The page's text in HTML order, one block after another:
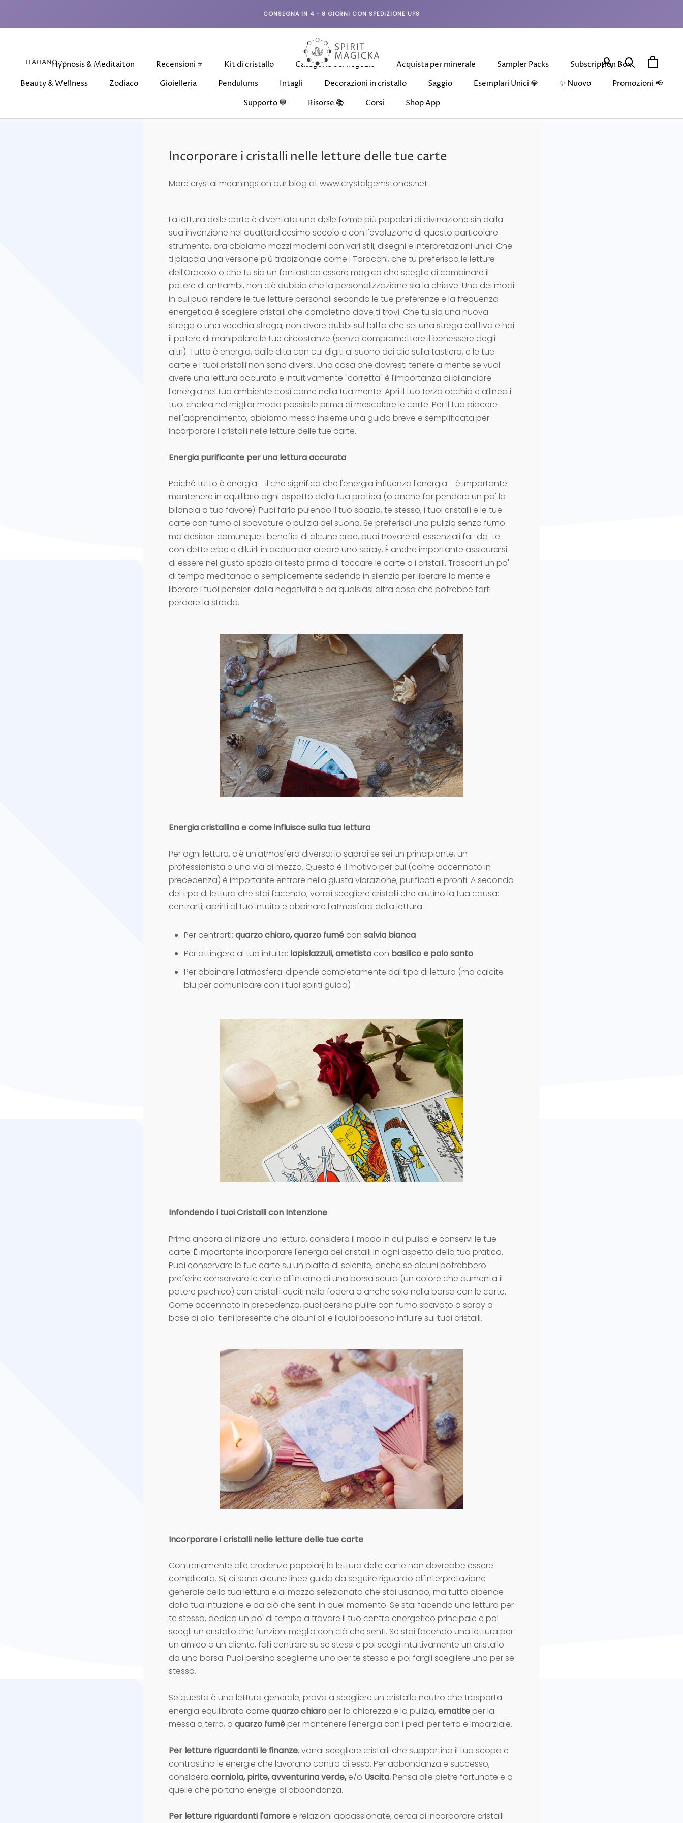
CONSEGNA IN 4 - 8 GIORNI CON SPEDIZIONE UPS
Hypnosis & Meditaiton Recensioni ⭐ Kit di cristallo Categorie del negozio Acquista per minerale Sampler Packs Subscription Box
Beauty & Wellness Zodiaco Gioielleria Pendulums Intagli Decorazioni in cristallo Saggio Esemplari Unici 💎 ✨ Nuovo
Promozioni 📢
Supporto 💬
Risorse 📚
Corsi
Shop App
Lingua
ITALIANO
Incorporare i cristalli nelle letture delle tue carte
More crystal meanings on our blog atwww.crystalgemstones.net
La lettura delle carte è diventata una delle forme più popolari di divinazione sin dalla
sua invenzione nel quattordicesimo secolo e con l'evoluzione di questo particolare
strumento, ora abbiamo mazzi moderni con vari stili, disegni e interpretazioni unici. Che
ti piaccia una versione più tradizionale come i Tarocchi, che tu preferisca le letture
dell'Oracolo o che tu sia un fantastico essere magico che sceglie di combinare il
potere di entrambi, non c'è dubbio che la personalizzazione sia la chiave. Uno dei modi
in cui puoi rendere le tue letture personali secondo le tue preferenze e la frequenza
energetica è scegliere cristalli che completino dove ti trovi. Che tu sia una nuova
strega o una vecchia strega, non avere dubbi sul fatto che sei una strega cattiva e hai
il potere di manipolare le tue circostanze (senza compromettere il benessere degli
altri). Tutto è energia, dalle dita con cui digiti al suono dei clic sulla tastiera, e le tue
carte e i tuoi cristalli non sono diversi. Una cosa che dovresti tenere a mente se vuoi
avere una lettura accurata e intuitivamente "corretta" è l'importanza di bilanciare
l'energia nel tuo ambiente così come nella tua mente. Apri il tuo terzo occhio e allinea i
tuoi chakra nel miglior modo possibile prima di mescolare le carte. Per il tuo piacere
nell'apprendimento, abbiamo messo insieme una guida breve e semplificata per
incorporare i cristalli nelle letture delle tue carte.
Energia purificante per una lettura accurata
Poiché tutto è energia - il che significa che l'energia influenza l'energia - è importante
mantenere in equilibrio ogni aspetto della tua pratica (o anche far pendere un po' la
bilancia a tuo favore). Puoi farlo pulendo il tuo spazio, te stesso, i tuoi cristalli e le tue
carte con fumo di sbavature o pulizia del suono. Se preferisci una pulizia senza fumo
ma desideri comunque i benefici di alcune erbe, puoi trovare oli essenziali fai-da-te
con dette erbe e diluirli in acqua per creare uno spray. È anche importante assicurarsi
di essere nel giusto spazio di testa prima di toccare le carte o i cristalli. Trascorri un po'
di tempo meditando o semplicemente sedendo in silenzio per liberare la mente e
liberare i tuoi pensieri dalla negatività e da qualsiasi altra cosa che potrebbe farti
perdere la strada.
Energia cristallina e come influisce sulla tua lettura
Per ogni lettura, c'è un'atmosfera diversa: lo saprai se sei un principiante, un
professionista o una via di mezzo. Questo è il motivo per cui (come accennato in
precedenza) è importante entrare nella giusta vibrazione, purificati e pronti. A seconda
del tipo di lettura che stai facendo, vorrai scegliere cristalli che aiutino la tua causa:
centrarti, aprirti al tuo intuito e abbinare l'atmosfera della lettura.
Per centrarti: quarzo chiaro, quarzo fumé con salvia bianca
Per attingere al tuo intuito: lapislazzuli, ametista con basilico e palo santo
Per abbinare l'atmosfera: dipende completamente dal tipo di lettura (ma calcite
blu per comunicare con i tuoi spiriti guida)
Infondendo i tuoi Cristalli con Intenzione
Prima ancora di iniziare una lettura, considera il modo in cui pulisci e conservi le tue
carte. È importante incorporare l'energia dei cristalli in ogni aspetto della tua pratica.
Puoi conservare le tue carte su un piatto di selenite, anche se alcuni potrebbero
preferire conservare le carte all'interno di una borsa scura (un colore che aumenta il
potere psichico) con cristalli cuciti nella fodera o anche solo nella borsa con le carte.
Come accennato in precedenza, puoi persino pulire con fumo sbavato o spray a
base di olio: tieni presente che alcuni oli e liquidi possono influire sui tuoi cristalli.
Incorporare i cristalli nelle letture delle tue carte
Contrariamente alle credenze popolari, la lettura delle carte non dovrebbe essere
complicata. Sì, ci sono alcune linee guida da seguire riguardo all'interpretazione
generale della tua lettura e al mazzo selezionato che stai usando, ma tutto dipende
dalla tua intuizione e da ciò che senti in quel momento. Se stai facendo una lettura per
te stesso, dedica un po' di tempo a trovare il tuo centro energetico principale e poi
scegli un cristallo che funzioni meglio con ciò che senti. Se stai facendo una lettura per
un amico o un cliente, falli centrare su se stessi e poi scegli intuitivamente un cristallo
da una borsa. Puoi persino sceglierne uno per te stesso e poi fargli scegliere uno per se
stesso.
Se questa è una lettura generale, prova a scegliere un cristallo neutro che trasporta
energia equilibrata come quarzo chiaroper la chiarezza e la pulizia, ematiteper la
messa a terra, o quarzo fumèper mantenere l'energia con i piedi per terra e imparziale.
Per letture riguardanti le finanze, vorrai scegliere cristalli che supportino il tuo scopo e
contrastino le energie che lavorano contro di esso. Per abbondanza e successo,
considera corniola, pirite, avventurina verde, e/o Uscita.Pensa alle pietre fortunate e a
quelle che portano energie di abbondanza.
Per letture riguardanti l'amore e relazioni appassionate, cerca di incorporare cristalli